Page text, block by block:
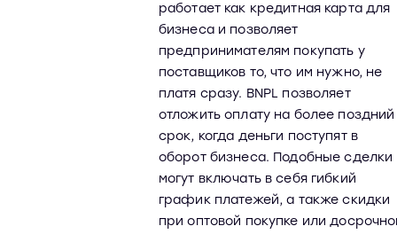
работает как кредитная карта для
бизнеса и позволяет
предпринимателям покупать у
поставщиков то, что им нужно, не
платя сразу. BNPL позволяет
отложить оплату на более поздний
срок, когда деньги поступят в
оборот бизнеса. Подобные сделки
могут включать в себя гибкий
график платежей, а также скидки
при оптовой покупке или